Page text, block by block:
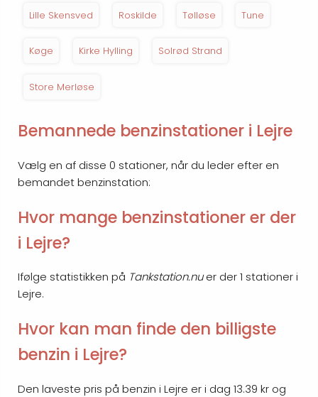
Lille Skensved Roskilde Tølløse Tune
Køge Kirke Hylling Solrød Strand
Store Merløse
Bemannede benzinstationer i Lejre
Vælg en af disse 0 stationer, når du leder efter en
bemandet benzinstation:
Hvor mange benzinstationer er der
i Lejre?
Ifølge statistikken på Tankstation.nuer der 1 stationer i
Lejre.
Hvor kan man finde den billigste
benzin i Lejre?
Den laveste pris på benzin i Lejre er i dag 13.39 kr og